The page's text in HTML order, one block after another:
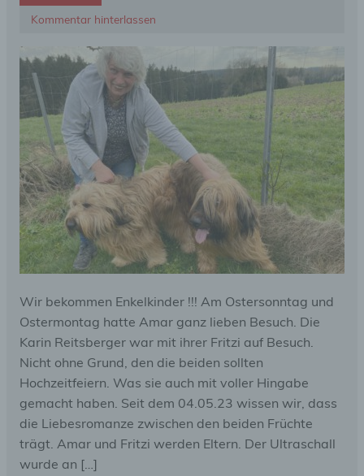
Kommentar hinterlassen
Wir bekommen Enkelkinder !!! Am Ostersonntag und
Ostermontag hatte Amar ganz lieben Besuch. Die
Karin Reitsberger war mit ihrer Fritzi auf Besuch.
Nicht ohne Grund, den die beiden sollten
Hochzeitfeiern. Was sie auch mit voller Hingabe
gemacht haben. Seit dem 04.05.23 wissen wir, dass
die Liebesromanze zwischen den beiden Früchte
trägt. Amar und Fritzi werden Eltern. Der Ultraschall
wurde an […]